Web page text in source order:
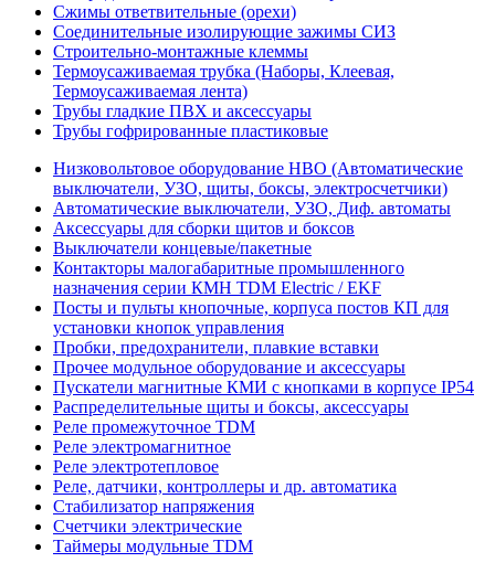
Сжимы ответвительные (орехи)
Соединительные изолирующие зажимы СИЗ
Строительно-монтажные клеммы
Термоусаживаемая трубка (Наборы, Клеевая,
Термоусаживаемая лента)
Трубы гладкие ПВХ и аксессуары
Трубы гофрированные пластиковые
Низковольтовое оборудование НВО (Автоматические
выключатели, УЗО, щиты, боксы, электросчетчики)
Автоматические выключатели, УЗО, Диф. автоматы
Аксессуары для сборки щитов и боксов
Выключатели концевые/пакетные
Контакторы малогабаритные промышленного
назначения серии КМН TDM Electric / EKF
Посты и пульты кнопочные, корпуса постов КП для
установки кнопок управления
Пробки, предохранители, плавкие вставки
Прочее модульное оборудование и аксессуары
Пускатели магнитные КМИ с кнопками в корпусе IP54
Распределительные щиты и боксы, аксессуары
Реле промежуточное TDM
Реле электромагнитное
Реле электротепловое
Реле, датчики, контроллеры и др. автоматика
Стабилизатор напряжения
Счетчики электрические
Таймеры модульные TDM